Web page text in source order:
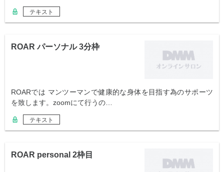
テキスト
ROAR パーソナル 3分枠
ROARでは マンツーマンで健康的な身体を目指す為のサポーツ
を致します。zoomにて行うの…
テキスト
ROAR personal 2枠目